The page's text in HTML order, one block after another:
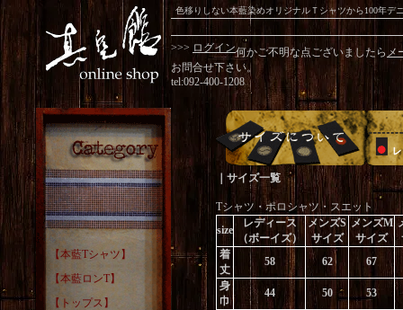
色移りしない本藍染めオリジナルＴシャツから100年
>>> ログイン何かご不明な点ございましたら メ
お問合せ下さい。
tel:092-400-1208
【本藍Tシャツ】
【本藍ロンT】
【トップス】
｜サイズ一覧
Tシャツ・ポロシャツ・スエット
size
レディース
（ボーイズ）
メンズS
サイズ
メンズM
サイズ
着
丈
58 62
67
身
巾
44 50
53